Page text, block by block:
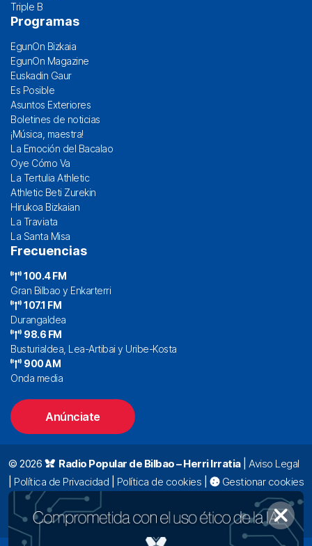
Triple B
Programas
EgunOn Bizkaia
EgunOn Magazine
Euskadin Gaur
Es Posible
Asuntos Exteriores
Boletines de noticias
¡Música, maestra!
La Emoción del Bacalao
Oye Cómo Va
La Tertulia Athletic
Athletic Beti Zurekin
Hirukoa Bizkaian
La Traviata
La Santa Misa
Frecuencias
100.4 FM
Gran Bilbao y Enkarterri
107.1 FM
Durangaldea
98.6 FM
Busturialdea, Lea-Artibai y Uribe-Kosta
900 AM
Onda media
Anúnciate
© 2026 Radio Popular de Bilbao – Herri Irratia| Aviso Legal
Política de Privacidad Política de cookies
Gestionar cookies
Alda. Mazarredo, 47 – 7º 48009 Bilbao |
94 423 92 00|
oyentes@radiopopular.com